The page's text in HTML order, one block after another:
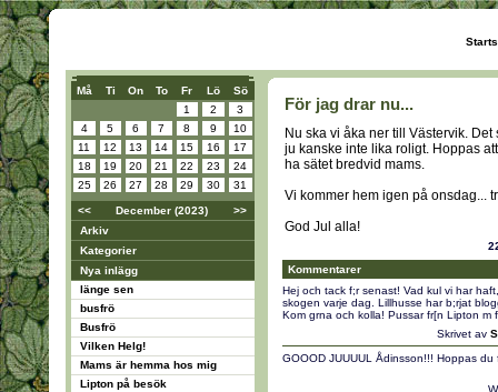
Må Ti On To Fr Lö
Sö
1
2
3
4
5 6 7 8 9
10
11
12 13 14 15 16
17
18
19 20 21 22 23
24
25
26 27 28 29 30 31
<< December (2023)
>>
Arkiv
Kategorier
Nya inlägg
länge sen
busfrö
Busfrö
Vilken Helg!
Mams är hemma hos mig
Lipton på besök
För jag drar nu...
Nu ska vi åka ner till Västervik.
ju kanske inte lika roligt. Hoppas
ha sätet bredvid mams.
Vi kommer hem igen på onsdag...
God Jul alla!
Kommentarer
Hej och tack f;r senast! Vad kul vi har
skogen varje dag. Lillhusse har b;rjat
Kom grna och kolla! Pussar fr[n Lipton m
Skrivet av
GOOOD JUUUUL Ådinsson!!! Hoppas